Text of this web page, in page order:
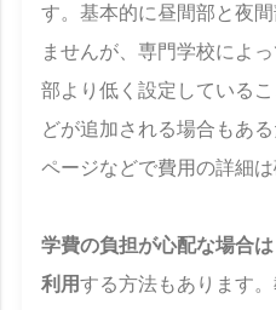
す。基本的に昼間部と夜
ませんが、専門学校によ
部より低く設定している
どが追加される場合もあ
ページなどで費用の詳細
学費の負担が心配な場合
利用する方法もあります